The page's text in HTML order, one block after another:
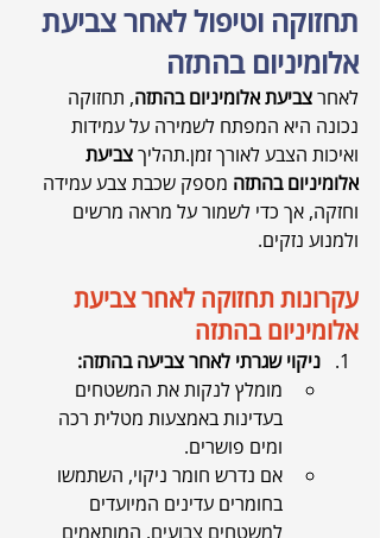
תחזוקה וטיפול לאחר צביעת
אלומיניום בהתזה
לאחר צביעת אלומיניום בהתזה, תחזוקה
נכונה היא המפתח לשמירה על עמידות
ואיכות הצבע לאורך זמן.תהליך צביעת
אלומיניום בהתזה מספק שכבת צבע עמידה
וחזקה, אך כדי לשמור על מראה מרשים
ולמנוע נזקים.
עקרונות תחזוקה לאחר צביעת
אלומיניום בהתזה
ניקוי שגרתי לאחר צביעה בהתזה:
מומלץ לנקות את המשטחים
בעדינות באמצעות מטלית רכה
ומים פושרים.
אם נדרש חומר ניקוי, השתמשו
בחומרים עדינים המיועדים
למשטחים צבועים, המותאמים